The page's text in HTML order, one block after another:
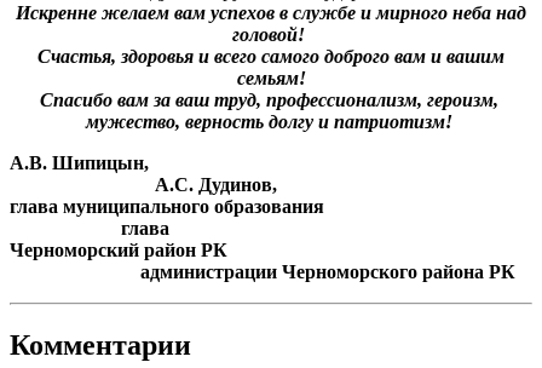
Искренне желаем вам успехов в службе и мирного неба над
головой!
Счастья, здоровья и всего самого доброго вам и вашим
семьям!
Спасибо вам за ваш труд, профессионализм, героизм,
мужество, верность долгу и патриотизм!
А.В. Шипицын,
А.С. Дудинов,
глава муниципального образования
глава
Черноморский район РК
администрации Черноморского района РК
Комментарии